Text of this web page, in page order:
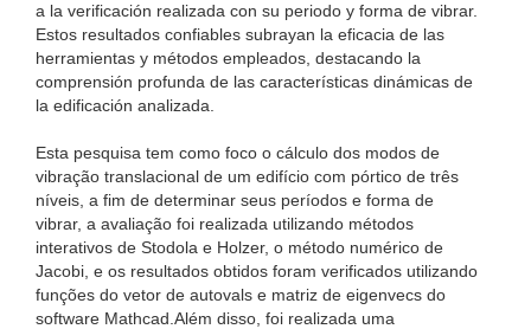
a la verificación realizada con su periodo y forma de vibrar.
Estos resultados confiables subrayan la eficacia de las
herramientas y métodos empleados, destacando la
comprensión profunda de las características dinámicas de
la edificación analizada.
Esta pesquisa tem como foco o cálculo dos modos de
vibração translacional de um edifício com pórtico de três
níveis, a fim de determinar seus períodos e forma de
vibrar, a avaliação foi realizada utilizando métodos
interativos de Stodola e Holzer, o método numérico de
Jacobi, e os resultados obtidos foram verificados utilizando
funções do vetor de autovals e matriz de eigenvecs do
software Mathcad.Além disso, foi realizada uma